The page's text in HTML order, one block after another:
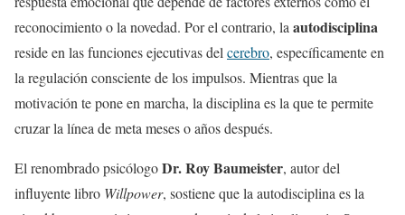
reconocimiento o la novedad. Por el contrario, la autodisciplina
reside en las funciones ejecutivas del cerebro, específicamente en
la regulación consciente de los impulsos. Mientras que la
motivación te pone en marcha, la disciplina es la que te permite
cruzar la línea de meta meses o años después.
El renombrado psicólogoDr. Roy Baumeister, autor del
influyente libro Willpower, sostiene que la autodisciplina es la